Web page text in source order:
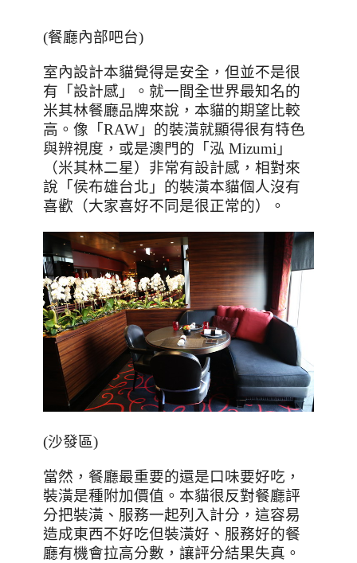
(餐廳內部吧台)
室內設計本貓覺得是安全，但並不是很
有「設計感」。就一間全世界最知名的
米其林餐廳品牌來說，本貓的期望比較
高。像「 RAW 」的裝潢就顯得很有特色
與辨視度，或是澳門的「泓 Mizumi 」
（米其林二星）非常有設計感，相對來
說「侯布雄台北」的裝潢本貓個人沒有
喜歡（大家喜好不同是很正常的）。
(沙發區)
當然，餐廳最重要的還是口味要好吃，
裝潢是種附加價值。本貓很反對餐廳評
分把裝潢、服務一起列入計分，這容易
造成東西不好吃但裝潢好、服務好的餐
廳有機會拉高分數，讓評分結果失真。